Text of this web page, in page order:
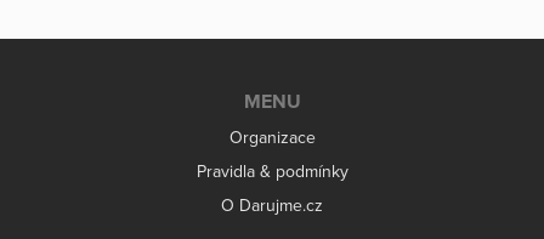
MENU
Organizace
Pravidla & podmínky
O Darujme.cz